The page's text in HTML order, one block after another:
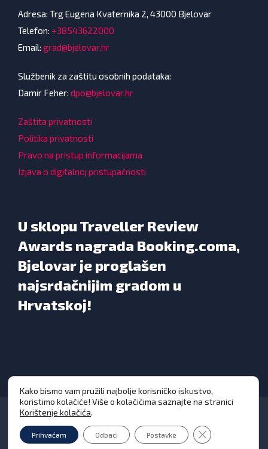
Adresa: Trg Eugena Kvaternika 2, 43000 Bjelovar
Telefon: +38543622000
Email: grad@bjelovar.hr
Službenik za zaštitu osobnih podataka:
Damir Feher: dpo@bjelovar.hr
Zaštita privatnosti
Politika privatnosti
Pravo na pristup informacijama
Izjava o digitalnoj pristupačnosti
U sklopu Traveller Review
Awards nagrada Booking.coma,
Bjelovar je proglašen
najsrdačnijim gradom u
Hrvatskoj!
Grad Bjelovar © Sva prava pridržana 2026. | WEB
Kako bismo vam pružili najbolje korisničko iskustvo,
koristimo kolačiće! Više o kolačićima saznajte na stranici
Korištenje kolačića.
Prihvaćam Odbaci Postavke Close GDPR